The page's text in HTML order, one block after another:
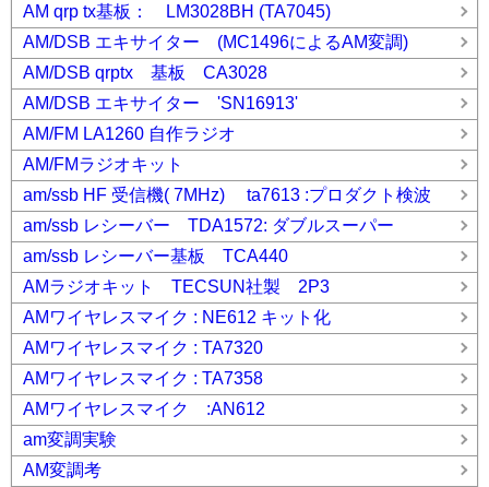
AM qrp tx基板： LM3028BH (TA7045)
AM/DSB エキサイター (MC1496によるAM変調)
AM/DSB qrptx 基板 CA3028
AM/DSB エキサイター 'SN16913'
AM/FM LA1260 自作ラジオ
AM/FMラジオキット
am/ssb HF 受信機( 7MHz) ta7613 :プロダクト検波
am/ssb レシーバー TDA1572: ダブルスーパー
am/ssb レシーバー基板 TCA440
AMラジオキット TECSUN社製 2P3
AMワイヤレスマイク : NE612 キット化
AMワイヤレスマイク : TA7320
AMワイヤレスマイク : TA7358
AMワイヤレスマイク :AN612
am変調実験
AM変調考